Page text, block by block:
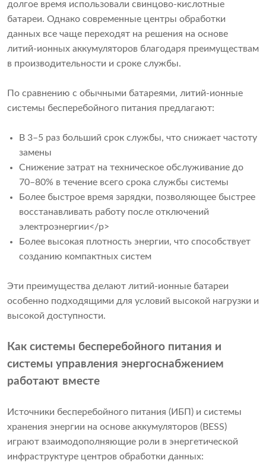
долгое время использовали свинцово-кислотные
батареи. Однако современные центры обработки
данных все чаще переходят на решения на основе
литий-ионных аккумуляторов благодаря преимуществам
в производительности и сроке службы.
По сравнению с обычными батареями, литий-ионные
системы бесперебойного питания предлагают:
В 3–5 раз больший срок службы, что снижает частоту
замены
Снижение затрат на техническое обслуживание до
70–80% в течение всего срока службы системы
Более быстрое время зарядки, позволяющее быстрее
восстанавливать работу после отключений
электроэнергии</p>
Более высокая плотность энергии, что способствует
созданию компактных систем
Эти преимущества делают литий-ионные батареи
особенно подходящими для условий высокой нагрузки и
высокой доступности.
Как системы бесперебойного питания и
системы управления энергоснабжением
работают вместе
Источники бесперебойного питания (ИБП) и системы
хранения энергии на основе аккумуляторов (BESS)
играют взаимодополняющие роли в энергетической
инфраструктуре центров обработки данных: